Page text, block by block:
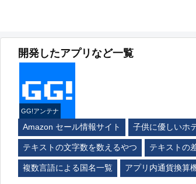
開発したアプリなど一覧
GG!アンテナ
Amazon セール情報サイト 子供に優しいホ
テキストの文字数を数えるやつ テキストの
複数言語による国名一覧 アプリ内通貨換算